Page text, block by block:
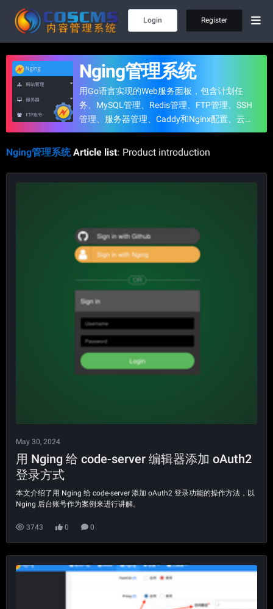
Login Register
Nging管理系统
用Go语言实现的Web服务面板，包含计划任
务、MySQL管理、Redis管理、FTP管理、SSH
管理、服务器管理、Caddy和Nginx配置、云存
储管理等功能。
Nging管理系统 Article list: Product introduction
May 30, 2024
用 Nging 给 code-server 编辑器添加 oAuth2
登录方式
本文介绍了用 Nging 给 code-server 添加 oAuth2 登录功能的操作方法，以
Nging 后台账号作为案例来进行讲解。
3743 0 0